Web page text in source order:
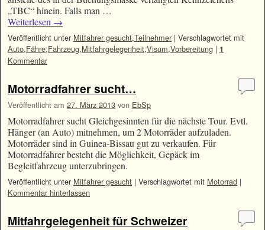
„TBC“ hinein. Falls man …
Weiterlesen →
Veröffentlicht unter Mitfahrer gesucht,Teilnehmer | Verschlagwortet mit
Auto,Fähre,Fahrzeug,Mitfahrgelegenheit,Visum,Vorbereitung | 1
Kommentar
Motorradfahrer sucht…
Veröffentlicht am 27. März 2013 von EbSp
Motorradfahrer sucht Gleichgesinnten für die nächste Tour. Evtl.
Hänger (an Auto) mitnehmen, um 2 Motorräder aufzuladen.
Motorräder sind in Guinea-Bissau gut zu verkaufen. Für
Motorradfahrer besteht die Möglichkeit, Gepäck im
Begleitfahrzeug unterzubringen.
Veröffentlicht unter Mitfahrer gesucht | Verschlagwortet mit Motorrad |
Kommentar hinterlassen
Mitfahrgelegenheit für Schweizer